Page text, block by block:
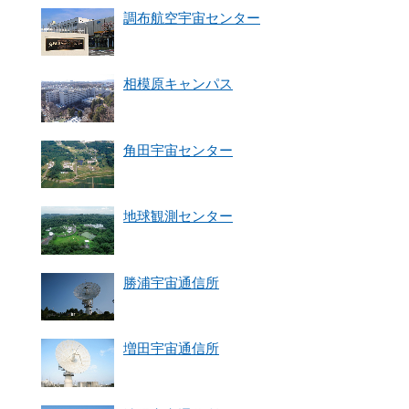
調布航空宇宙センター
相模原キャンパス
角田宇宙センター
地球観測センター
勝浦宇宙通信所
増田宇宙通信所